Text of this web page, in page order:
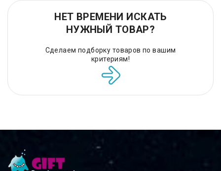
НЕТ ВРЕМЕНИ ИСКАТЬ
НУЖНЫЙ ТОВАР?
Сделаем подборку товаров по вашим
критериям!